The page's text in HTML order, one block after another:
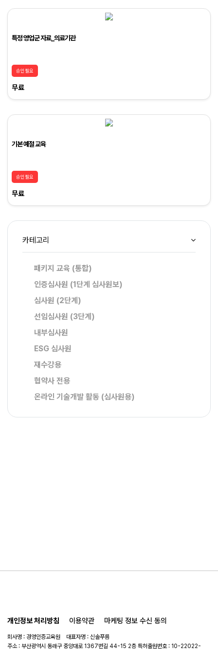
특정 영업군 자료_의료기관
승인필요
무료
기본 예절 교육
승인필요
무료
카테고리
패키지 교육 (통합)
인증심사원 (1단계 심사원보)
심사원 (2단계)
선임심사원 (3단계)
내부심사원
ESG 심사원
재수강용
협약사 전용
온라인 기술개발 활동 (심사원용)
개인정보 처리방침 이용약관 마케팅 정보 수신 동의
회사명 : 경영인증교육원 대표자명 : 신솔푸름
주소 : 부산광역시 동래구 중앙대로 1367번길 44-15 2층 특허출원번호 : 10-22022-